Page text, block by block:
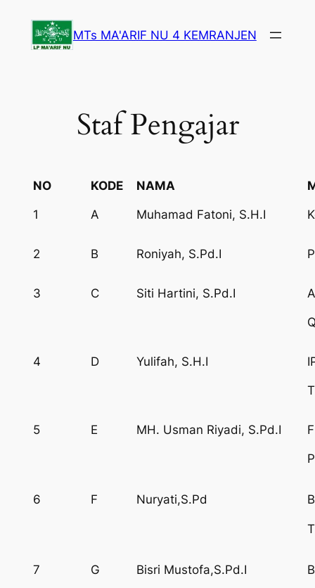
konten
MTs MA'ARIF NU 4 KEMRANJEN
Staf Pengajar
NO KODE NAMA
1 A Muhamad Fatoni, S.H.I
2 B Roniyah, S.Pd.I
3 C Siti Hartini, S.Pd.I
4 D Yulifah, S.H.I
5 E MH. Usman Riyadi, S.Pd.I
6 F Nuryati,S.Pd
7 G Bisri Mustofa,S.Pd.I